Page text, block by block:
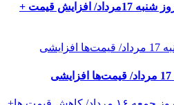
قیمت طلای 18عیار امروز شنبه 17مرداد/ افزایش قیمت +